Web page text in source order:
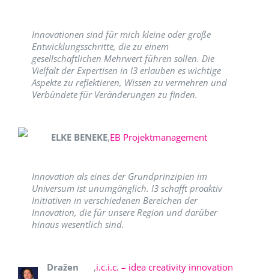
Innovationen sind für mich kleine oder große
Entwicklungsschritte, die zu einem
gesellschaftlichen Mehrwert führen sollen. Die
Vielfalt der Expertisen in I3 erlauben es wichtige
Aspekte zu reflektieren, Wissen zu vermehren und
Verbündete für Veränderungen zu finden.
ELKE BENEKE,EB Projektmanagement
Innovation als eines der Grundprinzipien im
Universum ist unumgänglich. I3 schafft proaktiv
Initiativen in verschiedenen Bereichen der
Innovation, die für unsere Region und darüber
hinaus wesentlich sind.
Dražen
,i.c.i.c. – idea creativity innovation